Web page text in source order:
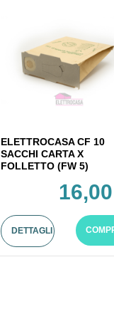
ELETTROCASA CF 10
SACCHI CARTA X
FOLLETTO (FW 5)
DETTAGLI